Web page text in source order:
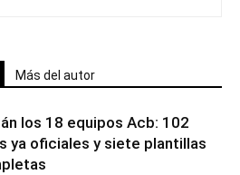
Más del autor
los 18 equipos Acb: 102
ya oficiales y siete plantillas